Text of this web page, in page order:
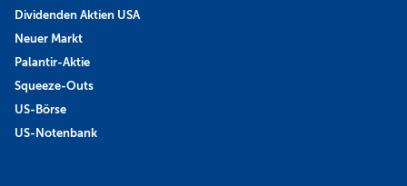
Dividenden Aktien USA
Neuer Markt
Palantir-Aktie
Squeeze-Outs
US-Börse
US-Notenbank